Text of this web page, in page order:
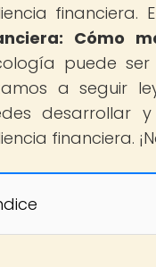
financiera.
Cómo
puede
a seguir
desarrollar
financiera.